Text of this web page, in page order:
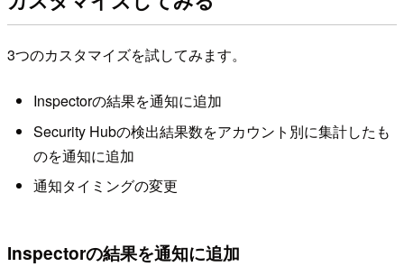
3つのカスタマイズを試してみます。
Inspectorの結果を通知に追加
Security Hubの検出結果数をアカウント別に集計したも
のを通知に追加
通知タイミングの変更
Inspectorの結果を通知に追加